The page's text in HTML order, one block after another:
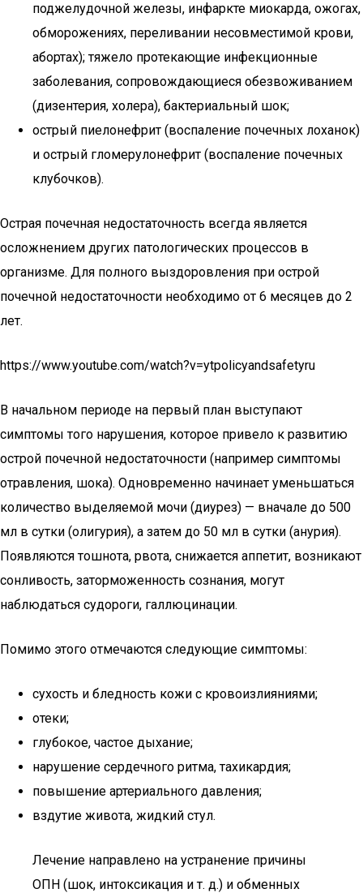
поджелудочной железы, инфаркте миокарда, ожогах,
обморожениях, переливании несовместимой крови,
абортах); тяжело протекающие инфекционные
заболевания, сопровождающиеся обезвоживанием
(дизентерия, холера), бактериальный шок;
острый пиелонефрит (воспаление почечных лоханок)
и острый гломерулонефрит (воспаление почечных
клубочков).
Острая почечная недостаточность всегда является
осложнением других патологических процессов в
организме. Для полного выздоровления при острой
почечной недостаточности необходимо от 6 месяцев до 2
лет.
https://www.youtube.com/watch?v=ytpolicyandsafetyru
В начальном периоде на первый план выступают
симптомы того нарушения, которое привело к развитию
острой почечной недостаточности (например симптомы
отравления, шока). Одновременно начинает уменьшаться
количество выделяемой мочи (диурез) — вначале до 500
мл в сутки (олигурия), а затем до 50 мл в сутки (анурия).
Появляются тошнота, рвота, снижается аппетит, возникают
сонливость, заторможенность сознания, могут
наблюдаться судороги, галлюцинации.
Помимо этого отмечаются следующие симптомы:
сухость и бледность кожи с кровоизлияниями;
отеки;
глубокое, частое дыхание;
нарушение сердечного ритма, тахикардия;
повышение артериального давления;
вздутие живота, жидкий стул.
Лечение направлено на устранение причины
ОПН (шок, интоксикация и т. д.) и обменных